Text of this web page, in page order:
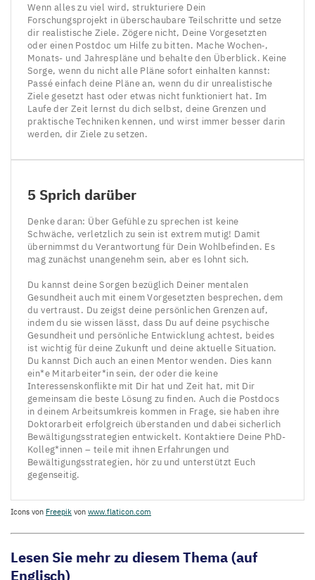
Wenn alles zu viel wird, strukturiere Dein
Forschungsprojekt in überschaubare Teilschritte und setze
dir realistische Ziele. Zögere nicht, Deine Vorgesetzten
oder einen Postdoc um Hilfe zu bitten. Mache Wochen‑,
Monats- und Jahrespläne und behalte den Überblick. Keine
Sorge, wenn du nicht alle Pläne sofort einhalten kannst:
Passé einfach deine Pläne an, wenn du dir unrealistische
Ziele gesetzt hast oder etwas nicht funktioniert hat. Im
Laufe der Zeit lernst du dich selbst, deine Grenzen und
praktische Techniken kennen, und wirst immer besser darin
werden, dir Ziele zu setzen.
5Sprich darüber
Denke daran: Über Gefühle zu sprechen ist keine
Schwäche, verletzlich zu sein ist extrem mutig! Damit
übernimmst du Verantwortung für Dein Wohlbefinden. Es
mag zunächst unangenehm sein, aber es lohnt sich.
Du kannst deine Sorgen bezüglich Deiner mentalen
Gesundheit auch mit einem Vorgesetzten besprechen, dem
du vertraust. Du zeigst deine persönlichen Grenzen auf,
indem du sie wissen lässt, dass Du auf deine psychische
Gesundheit und persönliche Entwicklung achtest, beides
ist wichtig für deine Zukunft und deine aktuelle Situation.
Du kannst Dich auch an einen Mentor wenden. Dies kann
ein*e Mitarbeiter*in sein, der oder die keine
Interessenskonflikte mit Dir hat und Zeit hat, mit Dir
gemeinsam die beste Lösung zu finden. Auch die Postdocs
in deinem Arbeitsumkreis kommen in Frage, sie haben ihre
Doktorarbeit erfolgreich überstanden und dabei sicherlich
Bewältigungsstrategien entwickelt. Kontaktiere Deine PhD-
Kolleg*innen – teile mit ihnen Erfahrungen und
Bewältigungsstrategien, hör zu und unterstützt Euch
gegenseitig.
Icons von Freepik von www​.flati​con​.com
Lesen Sie mehr zu diesem Thema (auf
Englisch)